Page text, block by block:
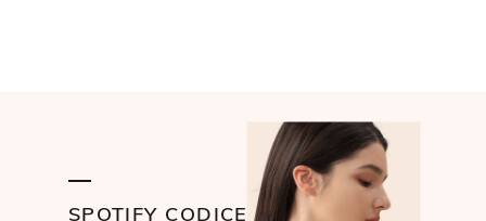
SPOTIFY CODICE